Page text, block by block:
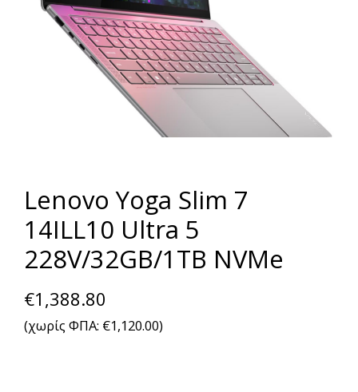
Lenovo Yoga Slim 7
14ILL10 Ultra 5
228V/32GB/1TB NVMe
€1,388.80
(χωρίς ΦΠΑ: €1,120.00)